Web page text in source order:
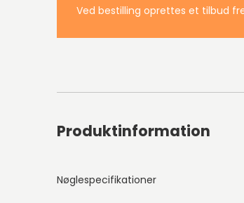
Ved bestilling oprettes et tilbud
Produktinformation
Nøglespecifikationer